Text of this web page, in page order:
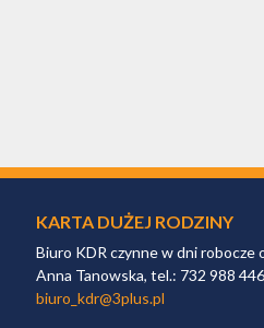
KARTA DUŻEJ RODZINY
Biuro KDR czynne w dni robocze
Anna Tanowska, tel.: 732 988 446
biuro_kdr@3plus.pl